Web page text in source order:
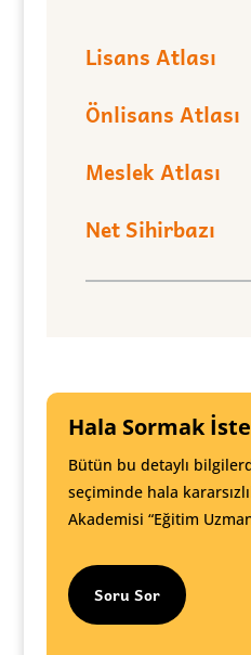
Lisans Atlası
Önlisans Atlası
Meslek Atlası
Net Sihirbazı
Hala Sormak
Bütün bu detaylı
seçiminde hala
Akademisi “Eğitim
Soru Sor